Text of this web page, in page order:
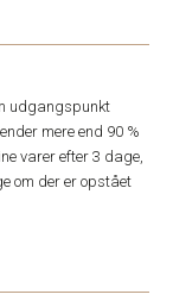
udgangspunkt
mere end 90 %
varer efter 3 dage,
om der er opstået